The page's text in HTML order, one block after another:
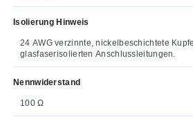
Isolierung Hinweis
24 AWG verzinnte, nickelbeschichtete
glasfaserisolierten Anschlussleitungen.
Nennwiderstand
100 Ω